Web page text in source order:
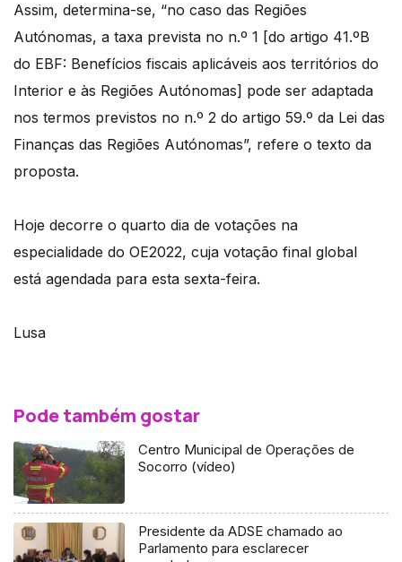
Assim, determina-se, “no caso das Regiões
Autónomas, a taxa prevista no n.º 1 [do artigo 41.ºB
do EBF: Benefícios fiscais aplicáveis aos territórios do
Interior e às Regiões Autónomas] pode ser adaptada
nos termos previstos no n.º 2 do artigo 59.º da Lei das
Finanças das Regiões Autónomas”, refere o texto da
proposta.
Hoje decorre o quarto dia de votações na
especialidade do OE2022, cuja votação final global
está agendada para esta sexta-feira.
Lusa
Pode também gostar
Centro Municipal de Operações de
Socorro (vídeo)
Presidente da ADSE chamado ao
Parlamento para esclarecer